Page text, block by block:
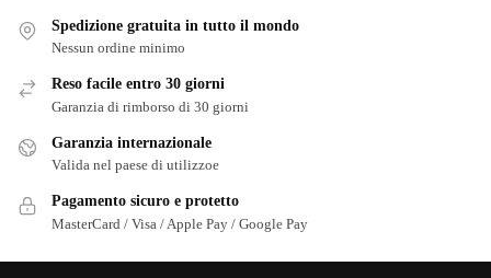
Spedizione gratuita in tutto il mondo
Nessun ordine minimo
Reso facile entro 30 giorni
Garanzia di rimborso di 30 giorni
Garanzia internazionale
Valida nel paese di utilizzoe
Pagamento sicuro e protetto
MasterCard / Visa / Apple Pay / Google Pay